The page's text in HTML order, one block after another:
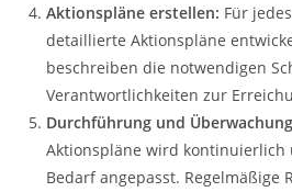
Aktionspläne erstellen: Für
detaillierte Aktionspläne
beschreiben die notwendigen
Verantwortlichkeiten zur
Durchführung und
Aktionspläne wird kontinuierlich
Bedarf angepasst. Regelmäßige